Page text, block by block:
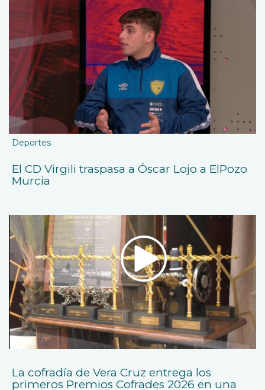
Deportes
El CD Virgili traspasa a Óscar Lojo a ElPozo
Murcia
La cofradía de Vera Cruz entrega los
primeros Premios Cofrades 2026 en una